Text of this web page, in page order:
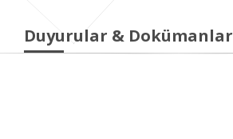
Duyurular & Dokümanlar